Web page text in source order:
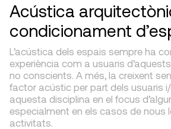
Acústica
condicionament
L’acústica dels espais sempre ha
experiència com a usuaris
no conscients. A més, la creixent
factor acústic per part dels usuaris
aquesta disciplina en el focus
especialment en els casos de nous
activitats.